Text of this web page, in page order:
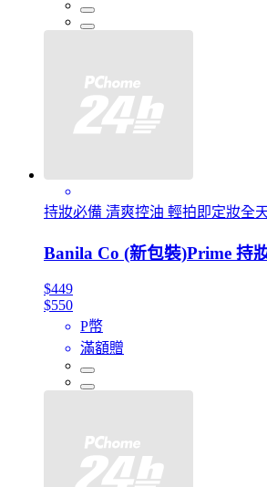
持妝必備 清爽控油 輕拍即定妝全
Banila Co (新包裝)Prime 持
$449
$550
P幣
滿額贈